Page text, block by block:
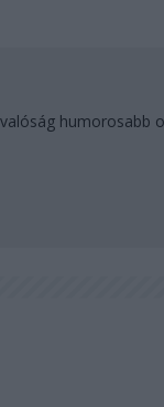
humorosabb